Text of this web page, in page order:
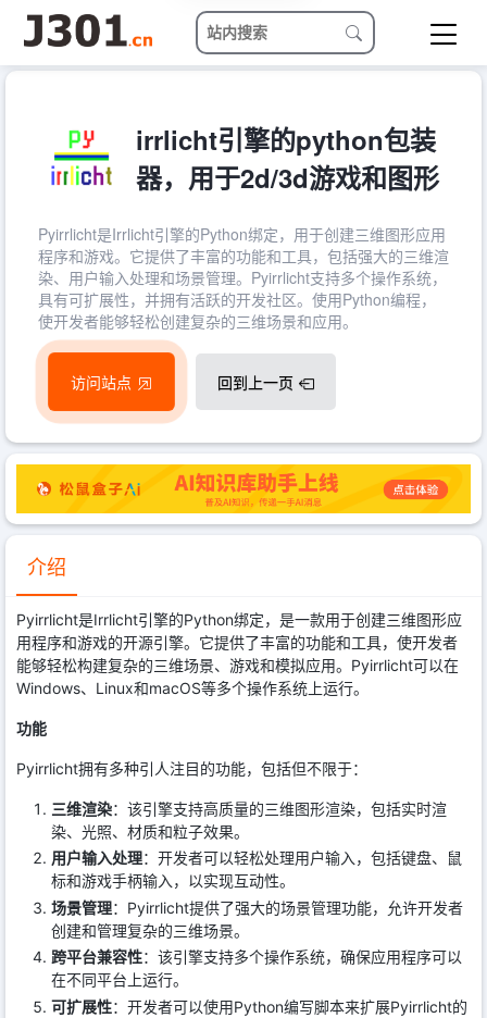
irrlicht引擎的python包装
器，用于2d/3d游戏和图形
Pyirrlicht是Irrlicht引擎的Python绑定，用于创建三维图形应用
程序和游戏。它提供了丰富的功能和工具，包括强大的三维渲
染、用户输入处理和场景管理。Pyirrlicht支持多个操作系统，
具有可扩展性，并拥有活跃的开发社区。使用Python编程，
使开发者能够轻松创建复杂的三维场景和应用。
访问站点 回到上一页
介绍
Pyirrlicht是Irrlicht引擎的Python绑定，是一款用于创建三维图形应
用程序和游戏的开源引擎。它提供了丰富的功能和工具，使开发者
能够轻松构建复杂的三维场景、游戏和模拟应用。Pyirrlicht可以在
Windows、Linux和macOS等多个操作系统上运行。
功能
Pyirrlicht拥有多种引人注目的功能，包括但不限于：
三维渲染：该引擎支持高质量的三维图形渲染，包括实时渲
染、光照、材质和粒子效果。
用户输入处理：开发者可以轻松处理用户输入，包括键盘、鼠
标和游戏手柄输入，以实现互动性。
场景管理：Pyirrlicht提供了强大的场景管理功能，允许开发者
创建和管理复杂的三维场景。
跨平台兼容性：该引擎支持多个操作系统，确保应用程序可以
在不同平台上运行。
可扩展性：开发者可以使用Python编写脚本来扩展Pyirrlicht的